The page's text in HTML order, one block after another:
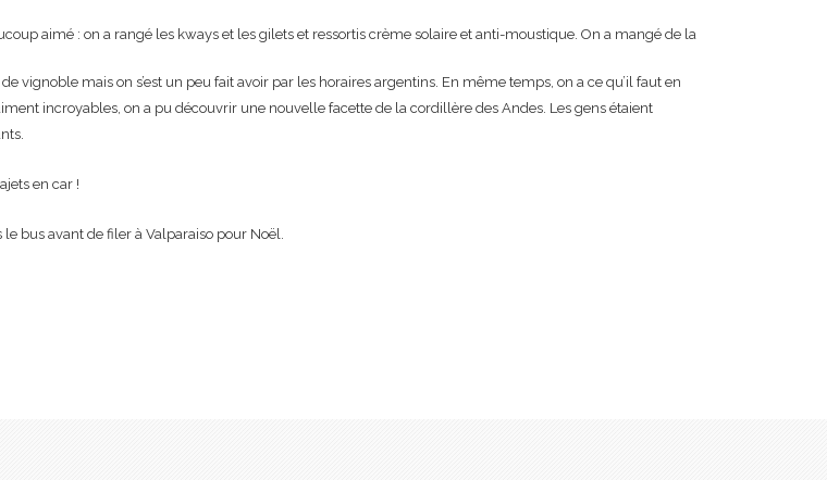
aimé : on a rangé les kways et les gilets et ressortis crème solaire et anti-moustique. On a mangé de la
vignoble mais on s’est un peu fait avoir par les horaires argentins. En même temps, on a ce qu’il faut en
incroyables, on a pu découvrir une nouvelle facette de la cordillère des Andes. Les gens étaient
en car !
bus avant de filer à Valparaiso pour Noël.